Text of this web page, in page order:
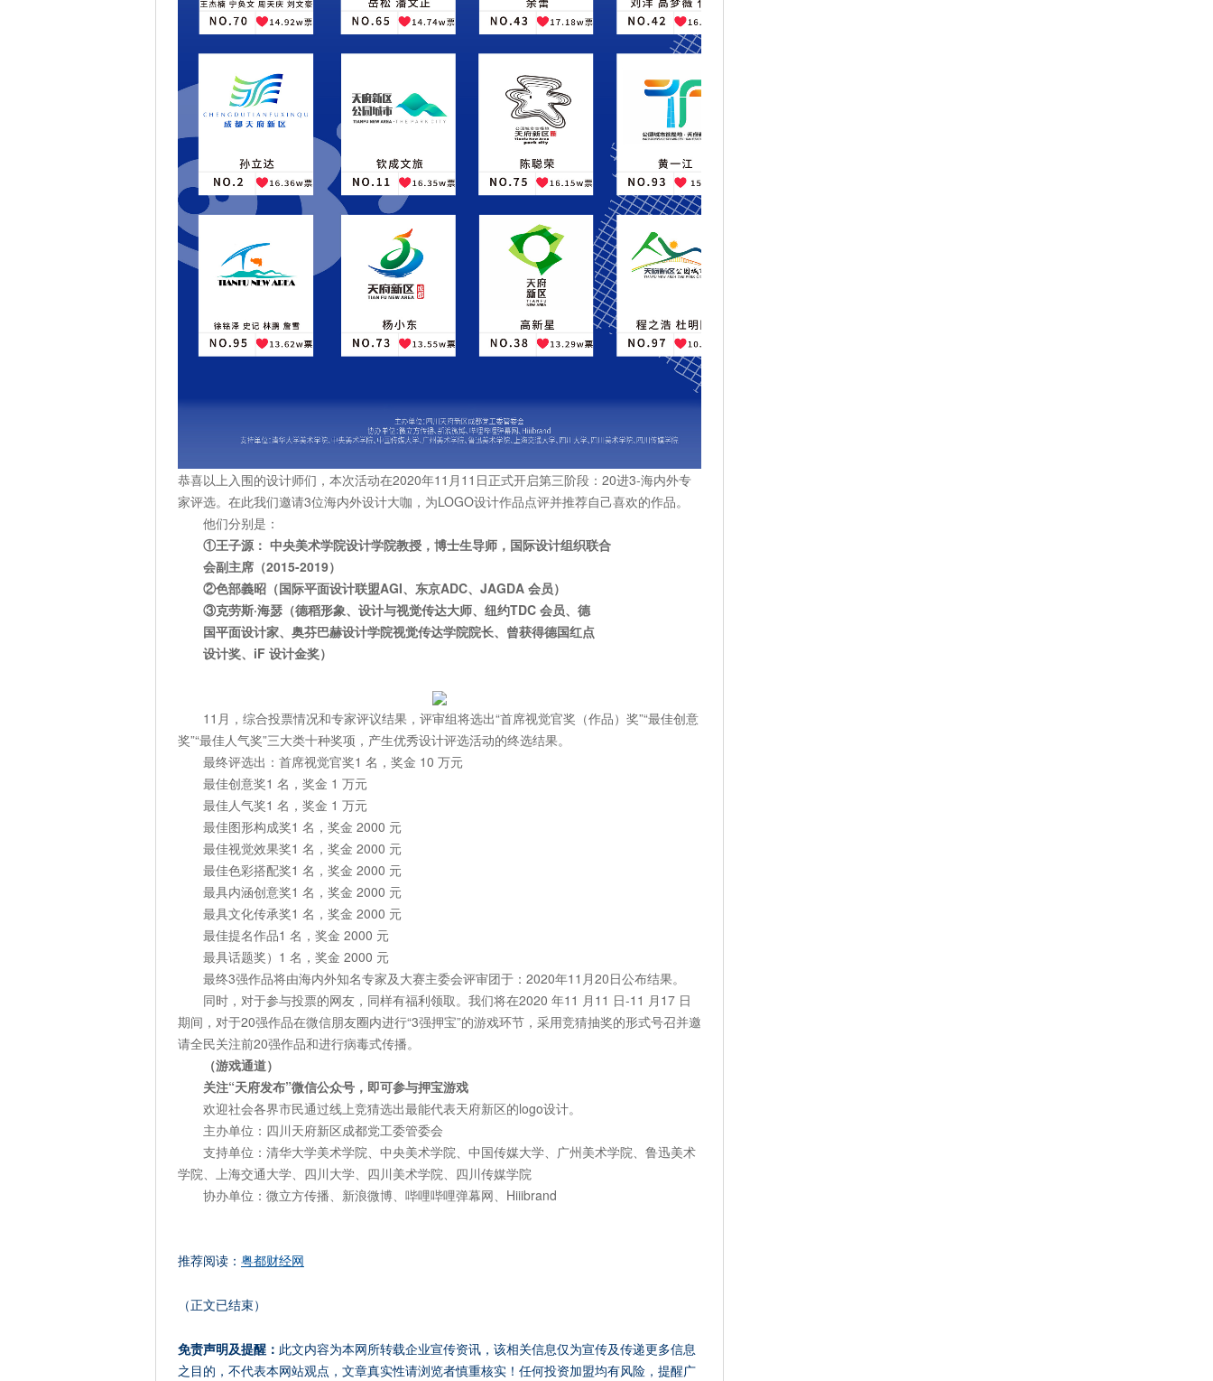
恭喜以上入围的设计师们，本次活动在2020年11月11日正式开启第三阶段：20进3-海内外专
家评选。在此我们邀请3位海内外设计大咖，为LOGO设计作品点评并推荐自己喜欢的作品。
他们分别是：
①王子源： 中央美术学院设计学院教授，博士生导师，国际设计组织联合
会副主席（2015-2019）
②色部義昭（国际平面设计联盟AGI、东京ADC、JAGDA 会员）
③克劳斯·海瑟（德稻形象、设计与视觉传达大师、纽约TDC 会员、德
国平面设计家、奥芬巴赫设计学院视觉传达学院院长、曾获得德国红点
设计奖、iF 设计金奖）
11月，综合投票情况和专家评议结果，评审组将选出“首席视觉官奖（作品）奖”“最佳创意
奖”“最佳人气奖”三大类十种奖项，产生优秀设计评选活动的终选结果。
最终评选出：首席视觉官奖1 名，奖金 10 万元
最佳创意奖1 名，奖金 1 万元
最佳人气奖1 名，奖金 1 万元
最佳图形构成奖1 名，奖金 2000 元
最佳视觉效果奖1 名，奖金 2000 元
最佳色彩搭配奖1 名，奖金 2000 元
最具内涵创意奖1 名，奖金 2000 元
最具文化传承奖1 名，奖金 2000 元
最佳提名作品1 名，奖金 2000 元
最具话题奖）1 名，奖金 2000 元
最终3强作品将由海内外知名专家及大赛主委会评审团于：2020年11月20日公布结果。
同时，对于参与投票的网友，同样有福利领取。我们将在2020 年11 月11 日-11 月17 日
期间，对于20强作品在微信朋友圈内进行“3强押宝”的游戏环节，采用竞猜抽奖的形式号召并邀
请全民关注前20强作品和进行病毒式传播。
（游戏通道）
关注“天府发布”微信公众号，即可参与押宝游戏
欢迎社会各界市民通过线上竞猜选出最能代表天府新区的logo设计。
主办单位：四川天府新区成都党工委管委会
支持单位：清华大学美术学院、中央美术学院、中国传媒大学、广州美术学院、鲁迅美术
学院、上海交通大学、四川大学、四川美术学院、四川传媒学院
协办单位：微立方传播、新浪微博、哔哩哔哩弹幕网、Hiiibrand
推荐阅读： 粤都财经网
（正文已结束）
免责声明及提醒： 此文内容为本网所转载企业宣传资讯，该相关信息仅为宣传及传递更多信息
之目的，不代表本网站观点，文章真实性请浏览者慎重核实！任何投资加盟均有风险，提醒广